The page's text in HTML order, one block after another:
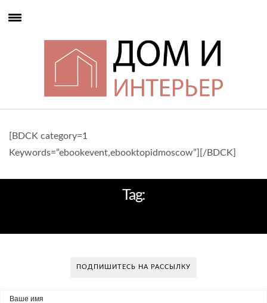
[BDCK category=1
Keywords=”ebookevent,ebooktopidmoscow”][/BDCK]
Tag:
ПОДПИШИТЕСЬ НА РАССЫЛКУ